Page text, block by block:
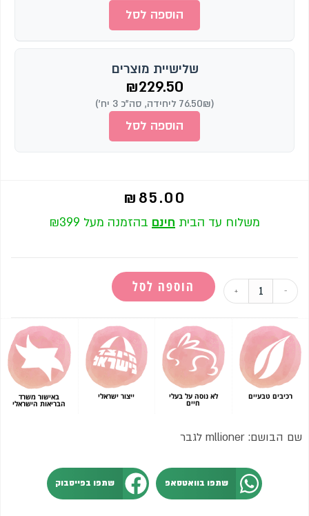
₪ 85.00
משלוח עד הבית חינם בהזמנה מעל ₪399
-
+ הוספה לסל
רכיבים טבעיים לא נוסה על בעלי
חיים
ייצור ישראלי באישור משרד
הבריאות הישראלי
שם הבושם: mllioner לגבר
שתפו בוואטסאפ שתפו בפייסבוק
הוספה לסל
שלישיית מוצרים
₪229.50
(76.50₪ ליחידה, סה"כ 3 יח')
הוספה לסל